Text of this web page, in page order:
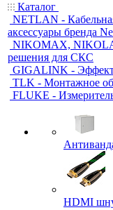
Каталог
NETLAN -
аксессуары бренда
NIKOMAX,
решения для СКС
GIGALINK -
TLK - Монтажное
FLUKE -
HDMI